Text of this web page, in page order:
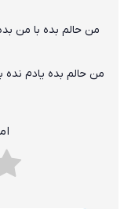
من حالم بده با من
من حالم بده یادم نده